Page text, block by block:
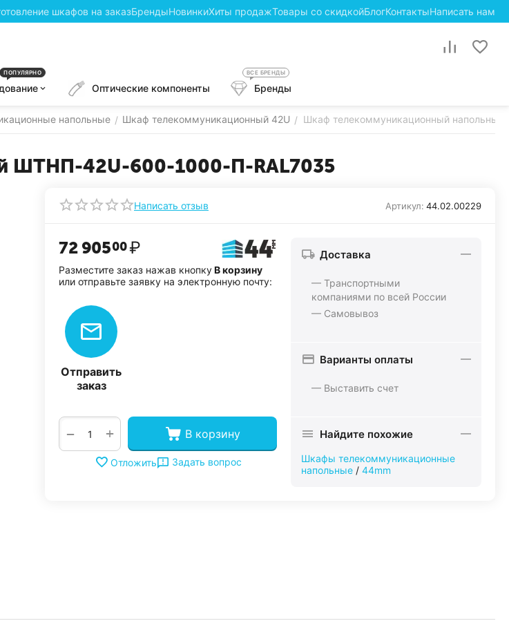
шкафов на заказБрендыНовинкиХиты продажТовары со скидкойБлогКонтактыНаписать нам
ПОПУЛЯРНО
Оптические компоненты Бренды
ВСЕ БРЕНДЫ
напольные / Шкаф телекоммуникационный 42U / Шкаф телекоммуникационный
ШТНП-42U-600-1000-П-RAL7035
Написать отзыв Артикул: 44.02.00229
72 90500₽
Разместите заказ нажав кнопкуВ корзину
или отправьте заявку на электронную почту:
Отправить
заказ
+
− В корзину
Отложить Задать вопрос
Доставка
— Транспортными
компаниями по всей России
— Самовывоз
Варианты оплаты
— Выставить счет
Найдите похожие
Шкафы телекоммуникационные
напольные / 44mm